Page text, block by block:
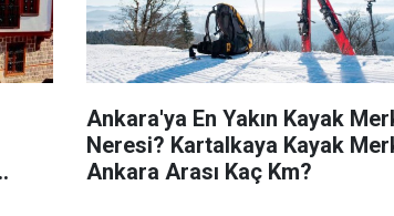
Ankara'ya En Yakın Kayak
Neresi? Kartalkaya Kayak
Ankara Arası Kaç Km?